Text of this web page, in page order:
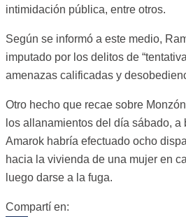
intimidación pública, entre otros.
Según se informó a este medio,
imputado por los delitos de
amenazas calificadas y
Otro hecho que recae sobre
los allanamientos del día sábado, a
Amarok habría efectuado ocho
hacia la vivienda de una mujer en
luego darse a la fuga.
Compartí en: